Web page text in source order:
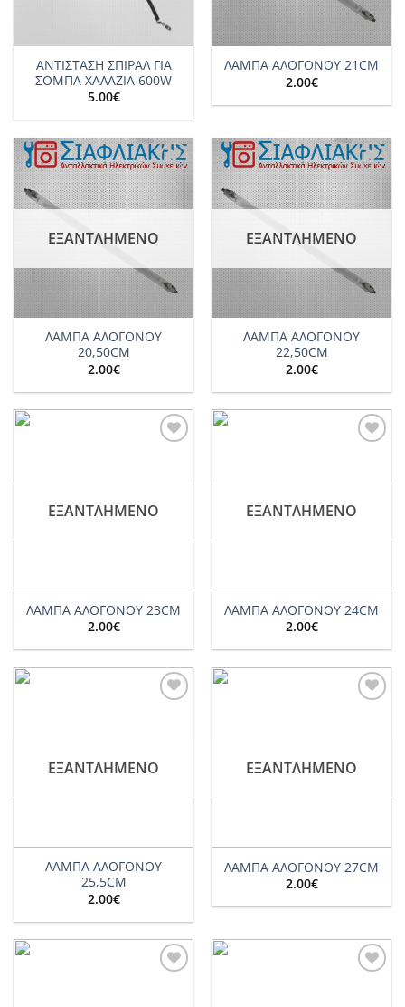
ΑΝΤΙΣΤΑΣΗ ΣΠΙΡΑΛ ΓΙΑ
ΣΟΜΠΑ ΧΑΛΑΖΙΑ 600W
5.00€
ΛΑΜΠΑ ΑΛΟΓΟΝΟΥ 21CM
2.00€
Add to
wishlist
ΕΞΑΝΤΛΗΜΈΝΟ
ΛΑΜΠΑ ΑΛΟΓΟΝΟΥ
20,50CM
2.00€
Add to
wishlist
ΕΞΑΝΤΛΗΜΈΝΟ
ΛΑΜΠΑ ΑΛΟΓΟΝΟΥ
22,50CM
2.00€
ΕΞΑΝΤΛΗΜΈΝΟ
ΛΑΜΠΑ ΑΛΟΓΟΝΟΥ 23CM
2.00€
ΕΞΑΝΤΛΗΜΈΝΟ
ΛΑΜΠΑ ΑΛΟΓΟΝΟΥ 24CM
2.00€
ΕΞΑΝΤΛΗΜΈΝΟ
ΛΑΜΠΑ ΑΛΟΓΟΝΟΥ
25,5CM
2.00€
ΕΞΑΝΤΛΗΜΈΝΟ
ΛΑΜΠΑ ΑΛΟΓΟΝΟΥ 27CM
2.00€